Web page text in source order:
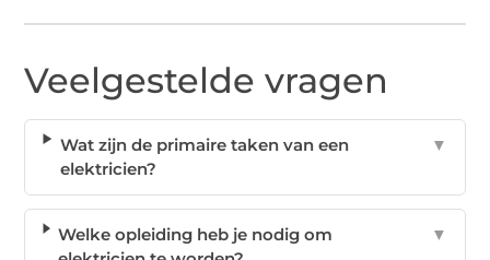
Veelgestelde vragen
Wat zijn de primaire taken van een
elektricien?
▼
Welke opleiding heb je nodig om
▼